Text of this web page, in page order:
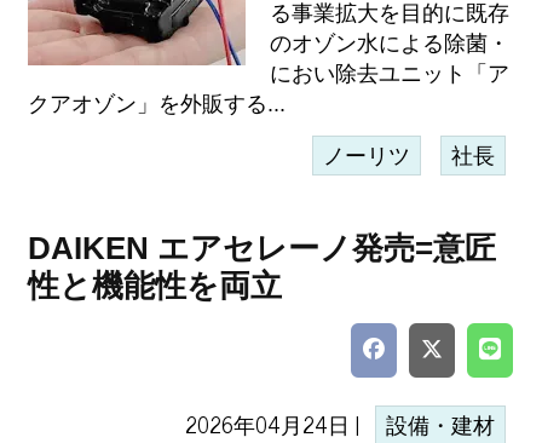
る事業拡大を目的に既存
のオゾン水による除菌・
におい除去ユニット「ア
クアオゾン」を外販する...
ノーリツ 社長
DAIKEN エアセレーノ発売=意匠
性と機能性を両立
2026年04月24日 | 設備・建材